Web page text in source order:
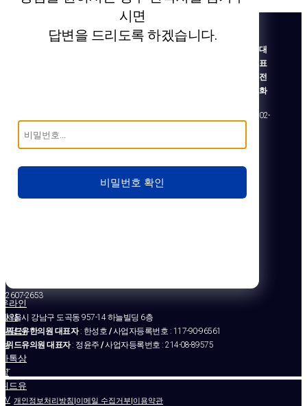
시면
답변을 드리도록 하겠습니다.
비밀번호 확인
대
표
전
화
02-
2607-2653
서울시 강남구 도곡동 957-14 하늘빌딩 6층
위드유한의원 대표자: 한성호 /사업자등록번호 : 117-90-96561
위드유의원 대표자: 정윤주 /사업자등록번호 : 214-08-89575
–
개인정보처리방침|이메일 수집거부|이용약관
온라인
예약
상담신
청
카톡상
담
위드유
TV